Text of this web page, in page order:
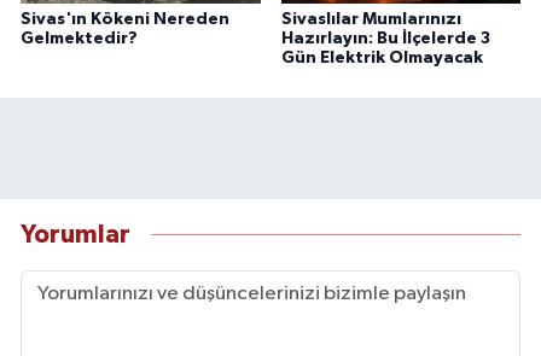
Sivas'ın Kökeni Nereden
Gelmektedir?
Sivaslılar Mumlarınızı
Hazırlayın: Bu İlçelerde 3
Gün Elektrik Olmayacak
Yorumlar